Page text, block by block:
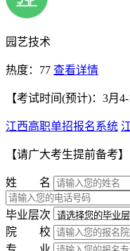
园艺技术
热度：77 查看详情
【考试时间(预计)：3月4-
江西高职单招报名系统
【请广大考生提前备考】
姓 名
毕业层次
院 校